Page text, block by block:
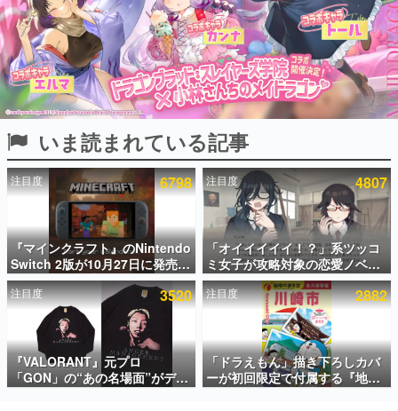
アプリセール情報
インタビュー
連載・特集一覧
殿堂入り記事
SNS拡散数が数千以上！ ページビュー数万以上！ などな
ど。多くの人々に読まれた、電ファミ渾身の“殿堂入り”記
事をまとめました。
ゲームの企画書
名作ゲームクリエイターの方々に製作時のエピソードをお
聞きし、ヒットする企画（ゲーム）とは何か？を探ってい
きます。
赫本
この物語を解いてはいけない。『赫本』は、〈試験問題〉
の形をした短編ホラー小説集です。
新世代に訊く
これからのデジタルゲーム市場を担う若きクリエイター達
の姿を追い、彼らのルーツと情熱を探っていきます。
いま読まれている記事
注目度 6798
『マインクラフト』のNintendo
Switch 2版が10月27日に発売決
定。描画設定はデフォルトで
「バイブラントビジュアルズ」
となり、より豊かなグラフィッ
ク表現に
注目度 4807
「オイイイイイ！？」系ツッコ
ミ女子が攻略対象の恋愛ノベル
ゲーム『美術部カノジョ』
Steamストアページが公開。
「お前らーそろそろ自重しろ
ー？＾＾」暗黒微笑の夢女子
や、萌え声不思議ちゃん女子と
青春を謳歌
注目度 3520
『VALORANT』元プロ
「GON」の“あの名場面”がデザ
インされた新作グッズが本日8月
注目度 2882
「ドラえもん」描き下ろしカバ
ーが初回限定で付属する『地球
の歩き方 川崎市』が8月6日に発